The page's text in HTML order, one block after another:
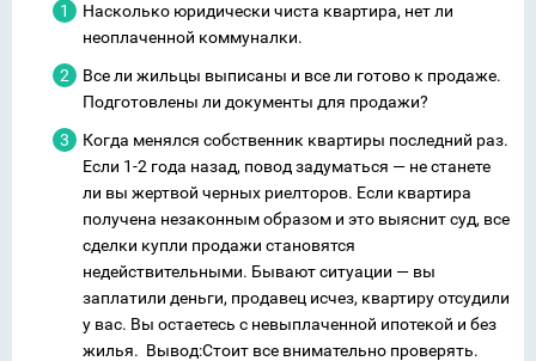
Насколько юридически чиста квартира, нет ли
неоплаченной коммуналки.
Все ли жильцы выписаны и все ли готово к продаже.
Подготовлены ли документы для продажи?
Когда менялся собственник квартиры последний раз.
Если 1-2 года назад, повод задуматься — не станете
ли вы жертвой черных риелторов. Если квартира
получена незаконным образом и это выяснит суд, все
сделки купли продажи становятся
недействительными. Бывают ситуации — вы
заплатили деньги, продавец исчез, квартиру отсудили
у вас. Вы остаетесь с невыплаченной ипотекой и без
жилья. Вывод:Стоит все внимательно проверять.